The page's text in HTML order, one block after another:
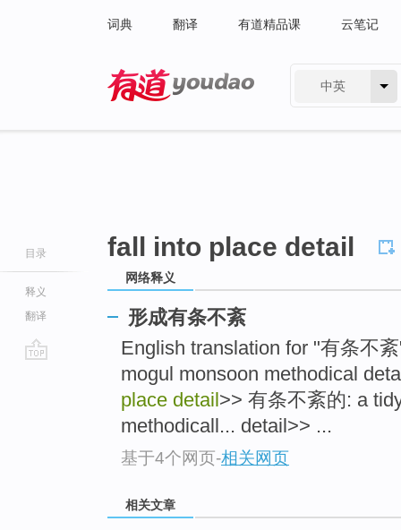
词典 翻译 有道精品课 云笔记
中英
目录
释义
翻译
fall into place detail
网络释义
形成有条不紊
English translation for "有条不
mogul monsoon methodical
place detail >> 有条不紊的: a
methodicall... detail>> ...
基于4个网页-相关网页
相关文章